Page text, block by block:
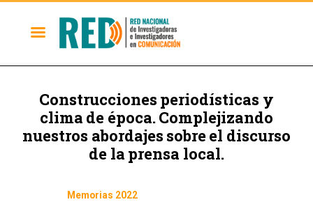
Construcciones periodísticas y
clima de época. Complejizando
nuestros abordajes sobre el discurso
de la prensa local.
Memorias 2022